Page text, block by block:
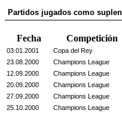
Partidos jugados como
Fecha Competición
03.01.2001 Copa del Rey
23.08.2000 Champions League
12.09.2000 Champions League
20.09.2000 Champions League
27.09.2000 Champions League
25.10.2000 Champions League